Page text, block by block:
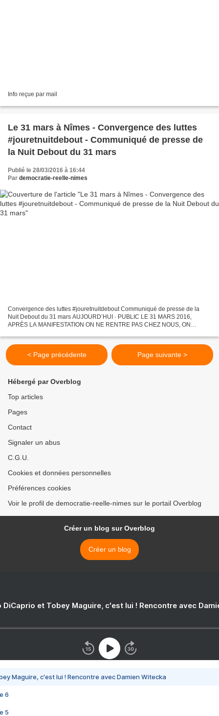
Info reçue par mail
Le 31 mars à Nîmes - Convergence des luttes
#jouretnuitdebout - Communiqué de presse de
la Nuit Debout du 31 mars
Publié le 28/03/2016 à 16:44
Par democratie-reelle-nimes
Convergence des luttes #jouretnuitdebout Communiqué de presse de la
Nuit Debout du 31 mars AUJOURD’HUI · PUBLIC LE 31 MARS 2016,
APRÈS LA MANIFESTATION ON NE RENTRE PAS CHEZ NOUS, ON
Travail...
< Page précédente Page suivante >
Hébergé par Overblog
Top articles
Pages
Contact
Signaler un abus
C.G.U.
Cookies et données personnelles
Préférences cookies
Voir le profil de democratie-reelle-nimes sur le portail Overblog
Créer un blog sur Overblog
Créer un blog
DiCaprio et Tobey Maguire, c'est lui ! Rencontre avec
Maguire, c'est lui ! Rencontre avec Damien Witecka
6
5